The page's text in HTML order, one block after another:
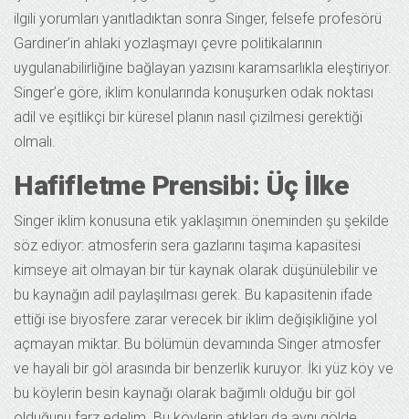
ilgili yorumları yanıtladıktan sonra Singer, felsefe profesörü
Gardiner’in ahlaki yozlaşmayı çevre politikalarının
uygulanabilirliğine bağlayan yazısını karamsarlıkla eleştiriyor.
Singer’e göre, iklim konularında konuşurken odak noktası
adil ve eşitlikçi bir küresel planın nasıl çizilmesi gerektiği
olmalı.
Hafifletme Prensibi: Üç İlke
Singer iklim konusuna etik yaklaşımın öneminden şu şekilde
söz ediyor: atmosferin sera gazlarını taşıma kapasitesi
kimseye ait olmayan bir tür kaynak olarak düşünülebilir ve
bu kaynağın adil paylaşılması gerek. Bu kapasitenin ifade
ettiği ise biyosfere zarar verecek bir iklim değişikliğine yol
açmayan miktar. Bu bölümün devamında Singer atmosfer
ve hayali bir göl arasında bir benzerlik kuruyor. İki yüz köy ve
bu köylerin besin kaynağı olarak bağımlı olduğu bir göl